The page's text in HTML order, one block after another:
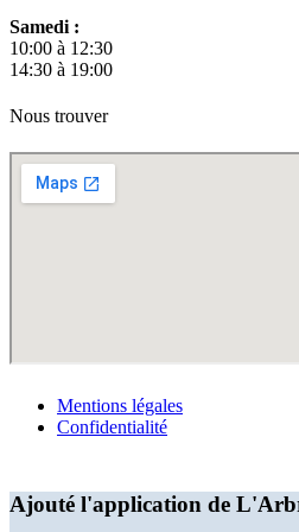
Samedi :
10:00 à 12:30
14:30 à 19:00
Nous trouver
Mentions légales
Confidentialité
Ajouté l'application de